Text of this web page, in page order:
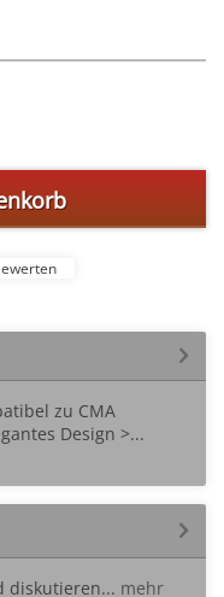
zu CMA
Design >...
diskutieren... mehr